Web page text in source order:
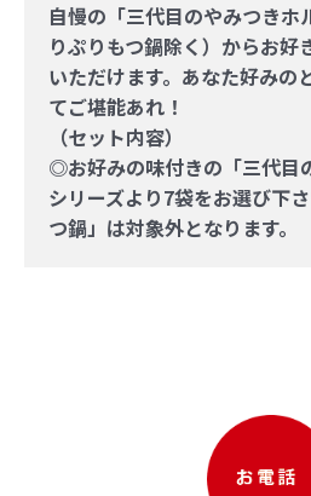
自慢の「三代目のやみつきホ
りぷりもつ鍋除く）からお好
いただけます。あなた好みの
てご堪能あれ！
（セット内容）
◎お好みの味付きの「三代目
シリーズより7袋をお選び下
つ鍋」は対象外となります。